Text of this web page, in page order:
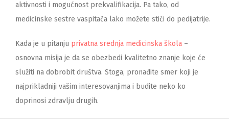
aktivnosti i mogućnost prekvalifikacija. Pa tako, od
medicinske sestre vaspitača lako možete stići do pedijatrije.
Kada je u pitanju privatna srednja medicinska škola –
osnovna misija je da se obezbedi kvalitetno znanje koje će
služiti na dobrobit društva. Stoga, pronađite smer koji je
najprikladniji vašim interesovanjima i budite neko ko
doprinosi zdravlju drugih.